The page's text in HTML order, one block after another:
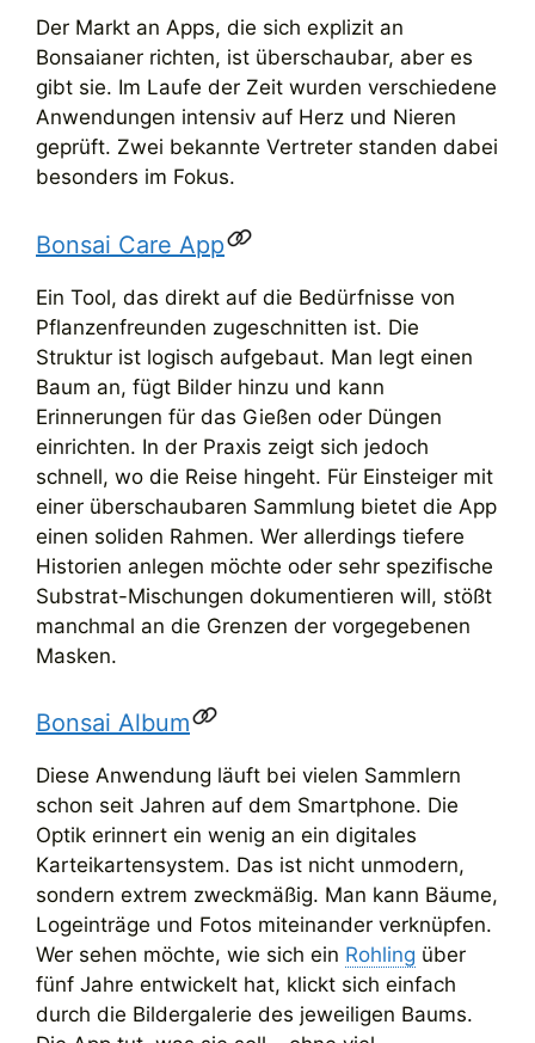
Der Markt an Apps, die sich explizit an
Bonsaianer richten, ist überschaubar, aber es
gibt sie. Im Laufe der Zeit wurden verschiedene
Anwendungen intensiv auf Herz und Nieren
geprüft. Zwei bekannte Vertreter standen dabei
besonders im Fokus.
Bonsai Care App
Ein Tool, das direkt auf die Bedürfnisse von
Pflanzenfreunden zugeschnitten ist. Die
Struktur ist logisch aufgebaut. Man legt einen
Baum an, fügt Bilder hinzu und kann
Erinnerungen für das Gießen oder Düngen
einrichten. In der Praxis zeigt sich jedoch
schnell, wo die Reise hingeht. Für Einsteiger mit
einer überschaubaren Sammlung bietet die App
einen soliden Rahmen. Wer allerdings tiefere
Historien anlegen möchte oder sehr spezifische
Substrat-Mischungen dokumentieren will, stößt
manchmal an die Grenzen der vorgegebenen
Masken.
Bonsai Album
Diese Anwendung läuft bei vielen Sammlern
schon seit Jahren auf dem Smartphone. Die
Optik erinnert ein wenig an ein digitales
Karteikartensystem. Das ist nicht unmodern,
sondern extrem zweckmäßig. Man kann Bäume,
Logeinträge und Fotos miteinander verknüpfen.
Wer sehen möchte, wie sich ein Rohling über
fünf Jahre entwickelt hat, klickt sich einfach
durch die Bildergalerie des jeweiligen Baums.